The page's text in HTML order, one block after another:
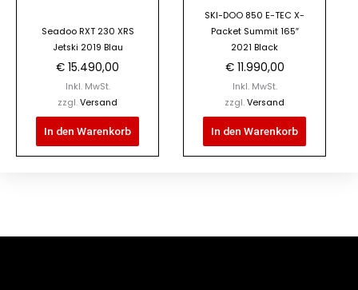
Seadoo RXT 230 XRS
Jetski 2019 Blau
€ 15.490,00
Inkl. MwSt.
zzgl. Versand
In den Warenkorb
SKI-DOO 850 E-TEC X-
Packet Summit 165″
2021 Black
€11.990,00
Inkl. MwSt.
zzgl. Versand
In den Warenkorb